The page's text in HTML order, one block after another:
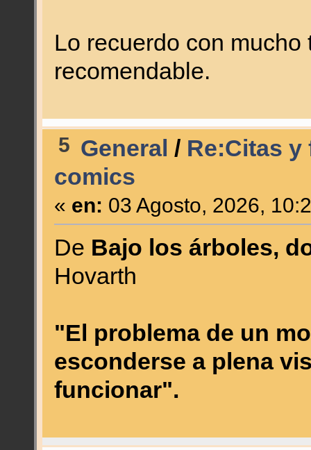
Lo recuerdo con
recomendable.
5 General / Re:Citas y
comics
« en: 03 Agosto, 2026,
De Bajo los árboles,
Hovarth
"El problema de un
esconderse a plena
funcionar".